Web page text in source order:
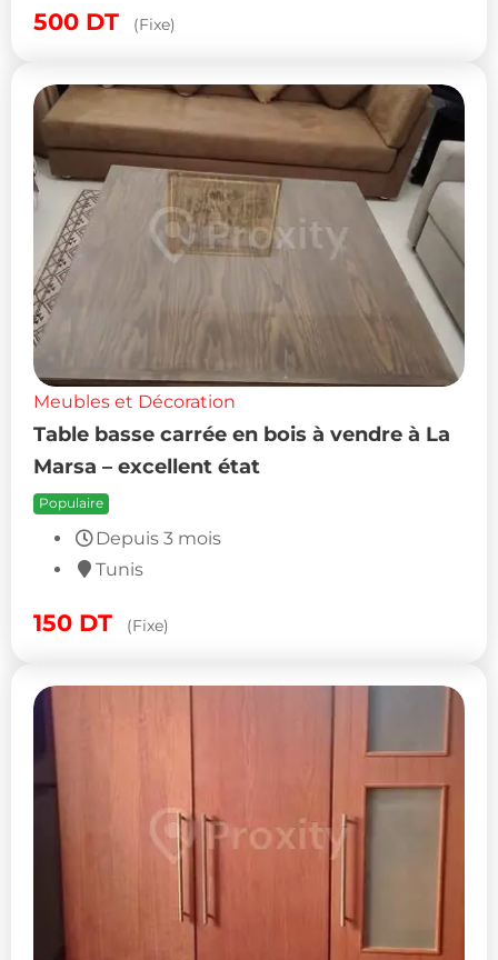
500 DT (Fixe)
Meubles et Décoration
Table basse carrée en bois à vendre à La
Marsa – excellent état
Populaire
Depuis 3 mois
Tunis
150 DT (Fixe)